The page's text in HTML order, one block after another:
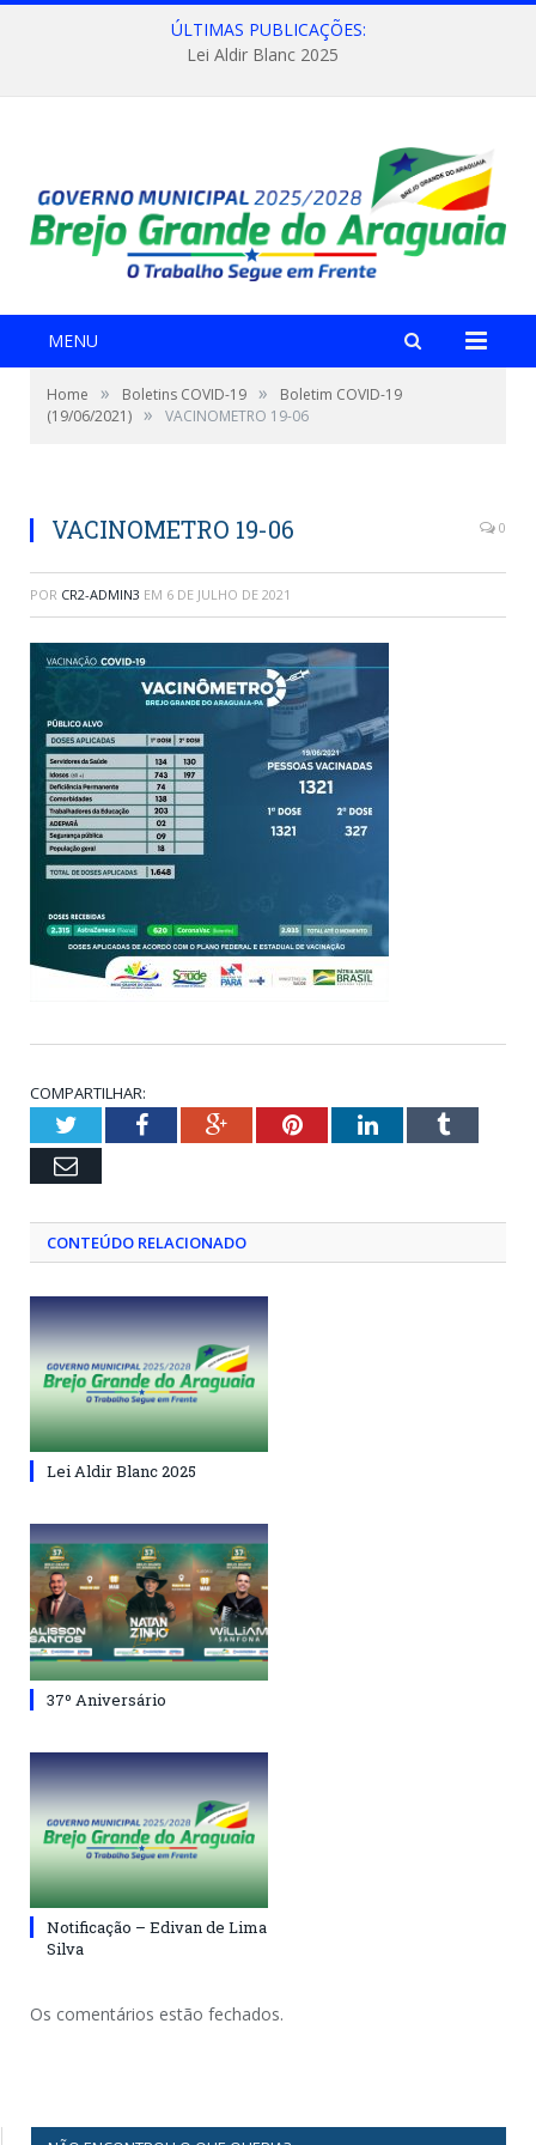
ÚLTIMAS PUBLICAÇÕES:
Lei Aldir Blanc 2025
MENU
Home » Boletins COVID-19 »
Boletim COVID-19
(19/06/2021) » VACINOMETRO 19-06
VACINOMETRO 19-06 0
POR CR2-ADMIN3 EM 6 DE JULHO DE 2021
COMPARTILHAR:
TwitterFacebookGoogle+PinterestLinkedInTumblr
Email
CONTEÚDO RELACIONADO
Lei Aldir Blanc 2025
37º Aniversário
Notificação – Edivan de Lima
Silva
Os comentários estão fechados.